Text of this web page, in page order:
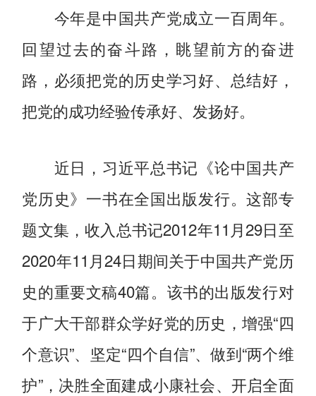
今年是中国共产党成立一百周年。
回望过去的奋斗路，眺望前方的奋进
路，必须把党的历史学习好、总结好，
把党的成功经验传承好、发扬好。
近日，习近平总书记《论中国共产
党历史》一书在全国出版发行。这部专
题文集，收入总书记2012年11月29日至
2020年11月24日期间关于中国共产党历
史的重要文稿40篇。该书的出版发行对
于广大干部群众学好党的历史，增强“四
个意识”、坚定“四个自信”、做到“两个维
护”，决胜全面建成小康社会、开启全面